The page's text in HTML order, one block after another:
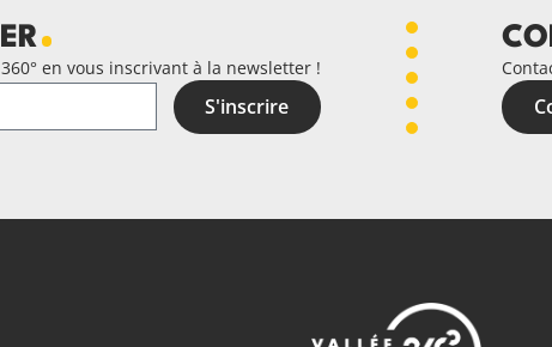
en vous inscrivant à la newsletter !
S'inscrire